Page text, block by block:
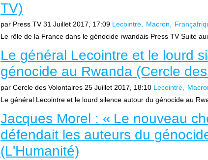
TV)
par Press TV 31 Juillet 2017, 17:09 Lecointre Macron
Le rôle de la France dans le génocide rwandais Press TV Suite
Le général Lecointre et le lourd
génocide au Rwanda (Cercle
par Cercle des Volontaires 25 Juillet 2017, 18:10 Lecointre
Le général Lecointre et le lourd silence autour du génocide au
Jacques Morel : « Le nouveau
défendait les auteurs du
(L'Humanité)